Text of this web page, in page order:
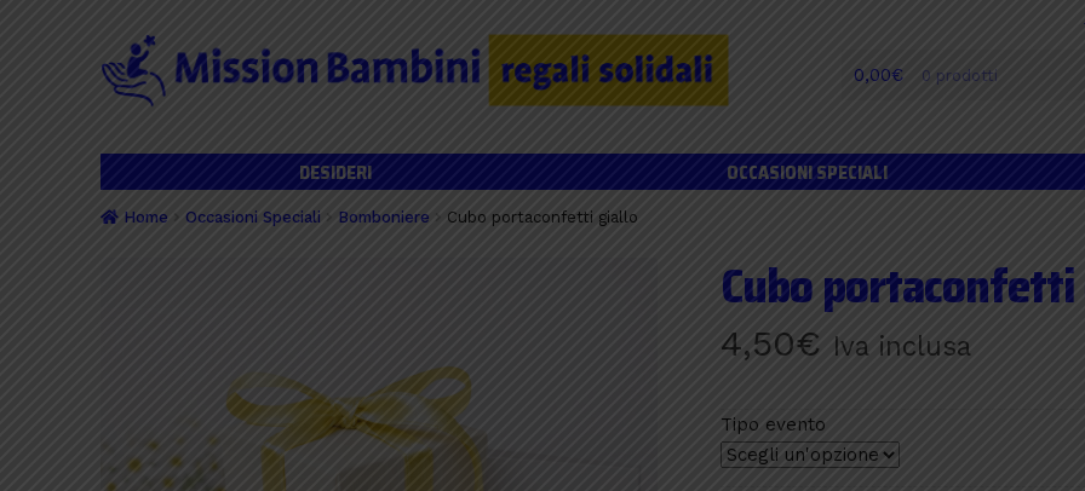
0,00€ 0 prodotti
alla
navigazione
al
contenuto
DESIDERI OCCASIONI SPECIALI
Home Occasioni Speciali Bomboniere Cubo portaconfetti giallo
Cubo
4,50€ Iva inclusa
Tipo evento